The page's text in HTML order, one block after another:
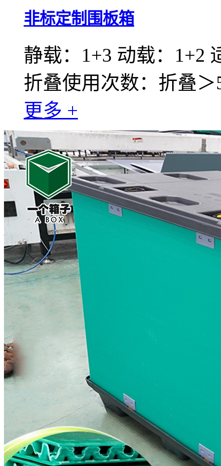
非标定制围板箱
静载：1+3 动载：
折叠使用次数：折叠＞
更多 +